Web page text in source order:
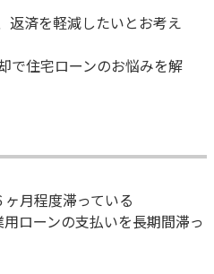
返済を軽減したいとお考え
で住宅ローンのお悩みを解
月程度滞っている
ローンの支払いを長期間滞っ